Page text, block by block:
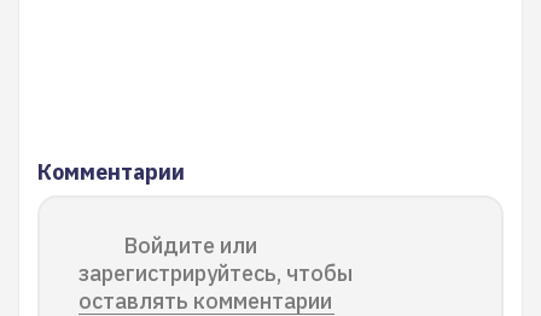
Комментарии
Войдите или
зарегистрируйтесь, чтобы
оставлять комментарии